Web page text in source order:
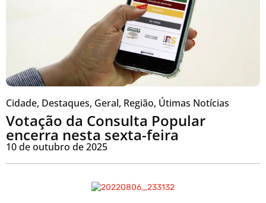
Cidade, Destaques, Geral, Região, Útimas Notícias
Votação da Consulta Popular
encerra nesta sexta-feira
10 de outubro de 2025